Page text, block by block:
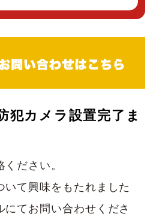
犯カメラ設置完了ま
ださい。
いて興味をもたれました
にてお問い合わせくださ